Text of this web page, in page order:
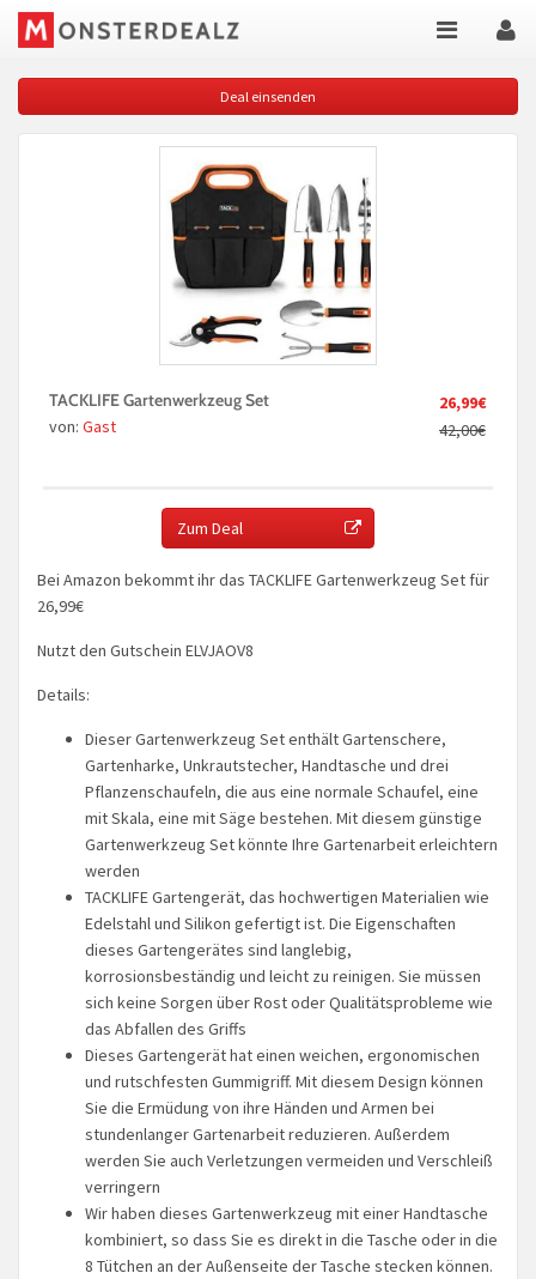
Deal einsenden
26,99€
42,00€
TACKLIFE Gartenwerkzeug Set
von: Gast
Zum Deal
Bei Amazon bekommt ihr das TACKLIFE Gartenwerkzeug Set für
26,99€
Nutzt den Gutschein ELVJAOV8
Details:
Dieser Gartenwerkzeug Set enthält Gartenschere,
Gartenharke, Unkrautstecher, Handtasche und drei
Pflanzenschaufeln, die aus eine normale Schaufel, eine
mit Skala, eine mit Säge bestehen. Mit diesem günstige
Gartenwerkzeug Set könnte Ihre Gartenarbeit erleichtern
werden
TACKLIFE Gartengerät, das hochwertigen Materialien wie
Edelstahl und Silikon gefertigt ist. Die Eigenschaften
dieses Gartengerätes sind langlebig,
korrosionsbeständig und leicht zu reinigen. Sie müssen
sich keine Sorgen über Rost oder Qualitätsprobleme wie
das Abfallen des Griffs
Dieses Gartengerät hat einen weichen, ergonomischen
und rutschfesten Gummigriff. Mit diesem Design können
Sie die Ermüdung von ihre Händen und Armen bei
stundenlanger Gartenarbeit reduzieren. Außerdem
werden Sie auch Verletzungen vermeiden und Verschleiß
verringern
Wir haben dieses Gartenwerkzeug mit einer Handtasche
kombiniert, so dass Sie es direkt in die Tasche oder in die
8 Tütchen an der Außenseite der Tasche stecken können.